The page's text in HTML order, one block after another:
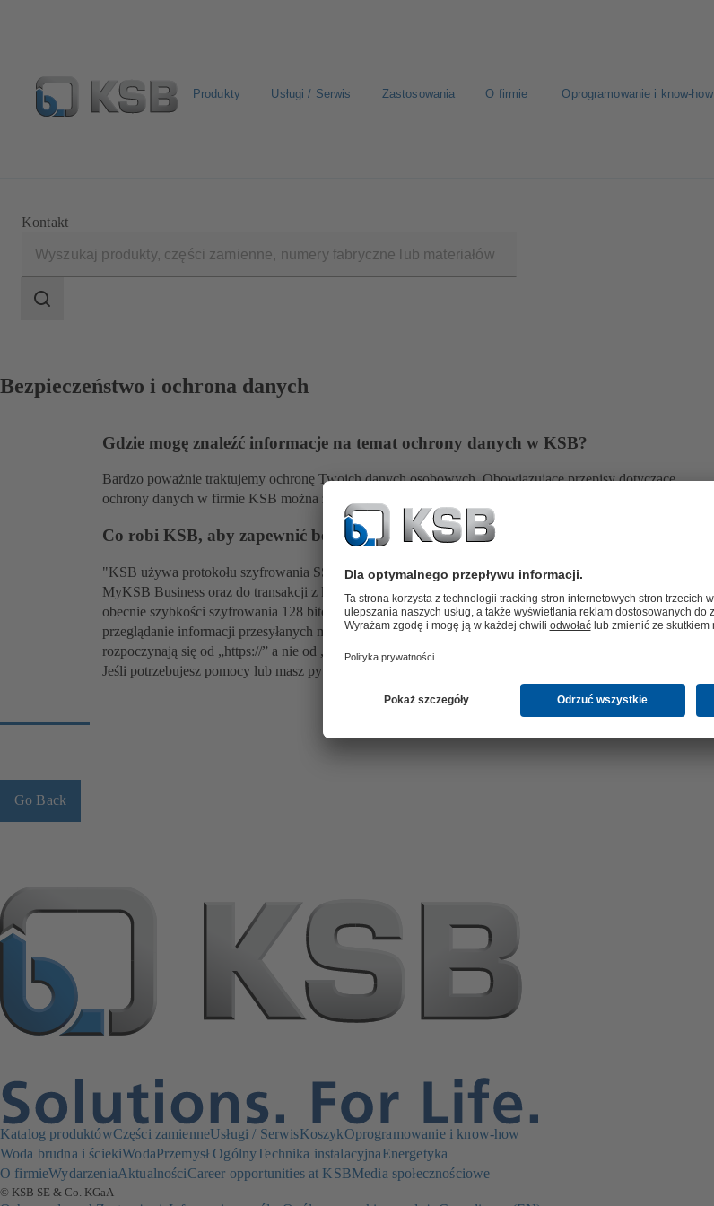
Produkty Usługi / Serwis Zastosowania O firmie Oprogramowanie i know-how
Kontakt
wyszukiwania
Zakres
Bezpieczeństwo i ochrona danych
Gdzie mogę znaleźć informacje na temat ochrony danych w KSB?
Bardzo poważnie traktujemy ochronę Twoich danych osobowych. Obowiązujące przepisy dotyczące
ochrony danych w firmie KSB można znaleźć pod następującym
Co robi KSB, aby zapewnić bezpieczną wymianę danych?
"KSB używa protokołu szyfrowania SSL (Secure Sockets Layer) do transmisji treści po zalogowaniu się do
MyKSB Business oraz do transakcji z koszyka zakupów na stronie internetowej przy najwyższej dostępnej
obecnie szybkości szyfrowania 128 bitów. Szyfrowanie uniemożliwia nieupoważnionym osobom
przeglądanie informacji przesyłanych między komputerami. Adresy zaszyfrowanych stron internetowych
rozpoczynają się od „https://” a nie od „http://”.
Jeśli potrzebujesz pomocy lub masz pytanie, nasz
Go Back
Katalog produktówCzęści zamienneUsługi / SerwisKoszykOprogramowanie i know-how
Woda brudna i ściekiWodaPrzemysł OgólnyTechnika instalacyjnaEnergetyka
O firmieWydarzeniaAktualnościCareer opportunities at KSBMedia społecznościowe
© KSB SE & Co. KGaA